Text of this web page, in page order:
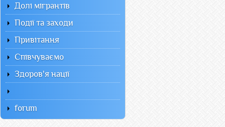
Долі мігрантів
Події та заходи
Привітання
Співчуваємо
Здоров'я нації
forum